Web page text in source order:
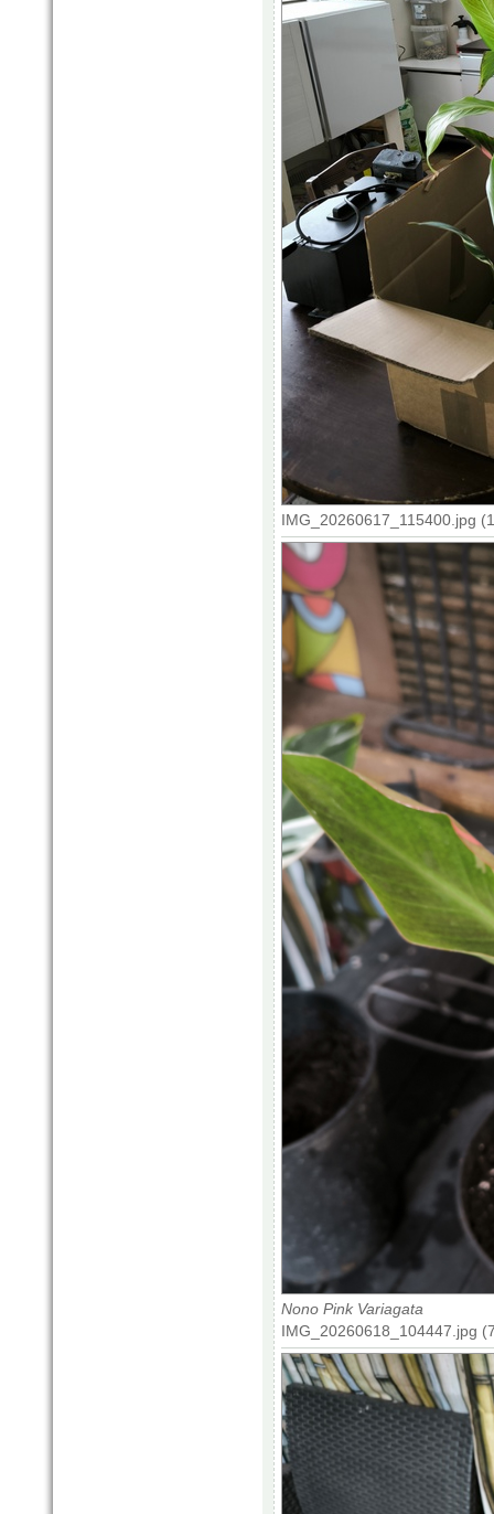
IMG_20260617_115400.jpg
Nono Pink Variagata
IMG_20260618_104447.jpg